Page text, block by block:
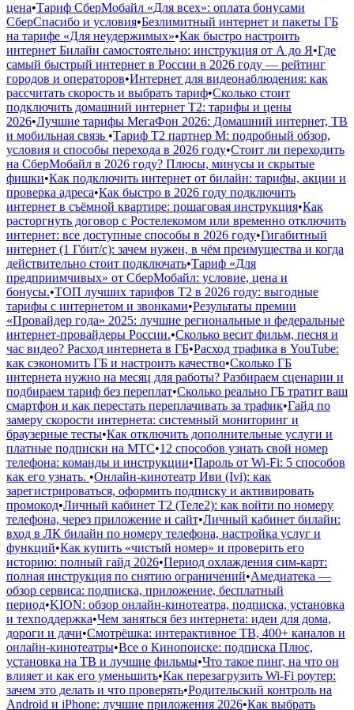
цена•Тариф СберМобайл «Для всех»: оплата бонусами
СберСпасибо и условия•Безлимитный интернет и пакеты ГБ
на тарифе «Для неудержимых»•Как быстро настроить
интернет Билайн самостоятельно: инструкция от А до Я•Где
самый быстрый интернет в России в 2026 году — рейтинг
городов и операторов•Интернет для видеонаблюдения: как
рассчитать скорость и выбрать тариф•Сколько стоит
подключить домашний интернет Т2: тарифы и цены
2026•Лучшие тарифы МегаФон 2026: Домашний интернет, ТВ
и мобильная связь •Тариф Т2 партнер М: подробный обзор,
условия и способы перехода в 2026 году•Стоит ли переходить
на СберМобайл в 2026 году? Плюсы, минусы и скрытые
фишки•Как подключить интернет от билайн: тарифы, акции и
проверка адреса•Как быстро в 2026 году подключить
интернет в съёмной квартире: пошаговая инструкция•Как
расторгнуть договор с Ростелекомом или временно отключить
интернет: все доступные способы в 2026 году•Гигабитный
интернет (1 Гбит/с): зачем нужен, в чём преимущества и когда
действительно стоит подключать•Тариф «Для
предприимчивых» от СберМобайл: условие, цена и
бонусы.•ТОП лучших тарифов Т2 в 2026 году: выгодные
тарифы с интернетом и звонками•Результаты премии
«Провайдер года» 2025: лучшие региональные и федеральные
интернет‑провайдеры России.•Сколько весит фильм, песня и
час видео? Расход интернета в ГБ•Расход трафика в YouTube:
как сэкономить ГБ и настроить качество•Сколько ГБ
интернета нужно на месяц для работы? Разбираем сценарии и
подбираем тариф без переплат•Сколько реально ГБ тратит ваш
смартфон и как перестать переплачивать за трафик•Гайд по
замеру скорости интернета: системный мониторинг и
браузерные тесты•Как отключить дополнительные услуги и
платные подписки на МТС•12 способов узнать свой номер
телефона: команды и инструкции•Пароль от Wi-Fi: 5 способов
как его узнать. •Онлайн-кинотеатр Иви (Ivi): как
зарегистрироваться, оформить подписку и активировать
промокод•Личный кабинет Т2 (Теле2): как войти по номеру
телефона, через приложение и сайт•Личный кабинет билайн:
вход в ЛК билайн по номеру телефона, настройка услуг и
функций•Как купить «чистый номер» и проверить его
историю: полный гайд 2026•Период охлаждения сим-карт:
полная инструкция по снятию ограничений•Амедиатека —
обзор сервиса: подписка, приложение, бесплатный
период•KION: обзор онлайн-кинотеатра, подписка, установка
и техподдержка•Чем заняться без интернета: идеи для дома,
дороги и дачи•Смотрёшка: интерактивное ТВ, 400+ каналов и
онлайн-кинотеатры•Все о Кинопоиске: подписка Плюс,
установка на ТВ и лучшие фильмы•Что такое пинг, на что он
влияет и как его уменьшить•Как перезагрузить Wi-Fi роутер:
зачем это делать и что проверять•Родительский контроль на
Android и iPhone: лучшие приложения 2026•Как выбрать